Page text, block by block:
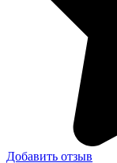
Добавить отзыв